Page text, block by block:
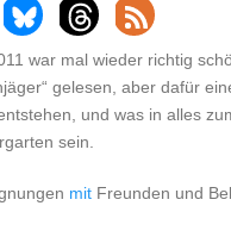
war mal wieder richtig
gelesen, aber dafür
und was in alles
sein.
mit Freunden und